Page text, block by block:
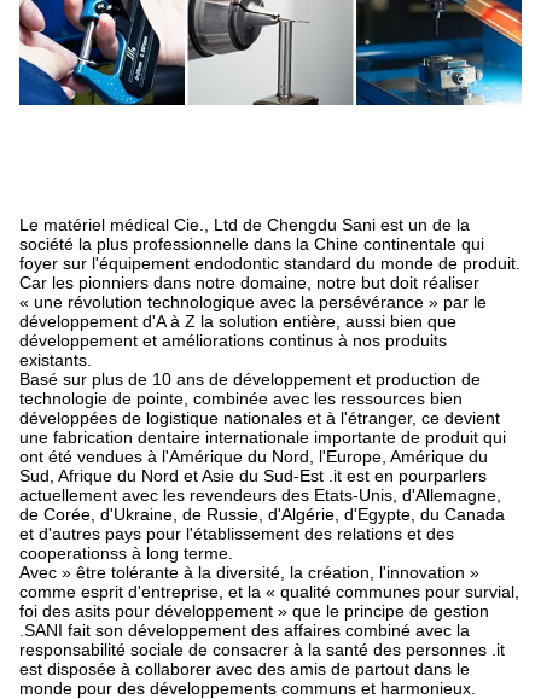
Le matériel médical Cie., Ltd de Chengdu Sani est un de la
société la plus professionnelle dans la Chine continentale qui
foyer sur l'équipement endodontic standard du monde de produit.
Car les pionniers dans notre domaine, notre but doit réaliser
« une révolution technologique avec la persévérance » par le
développement d'A à Z la solution entière, aussi bien que
développement et améliorations continus à nos produits
existants.
Basé sur plus de 10 ans de développement et production de
technologie de pointe, combinée avec les ressources bien
développées de logistique nationales et à l'étranger, ce devient
une fabrication dentaire internationale importante de produit qui
ont été vendues à l'Amérique du Nord, l'Europe, Amérique du
Sud, Afrique du Nord et Asie du Sud-Est .it est en pourparlers
actuellement avec les revendeurs des Etats-Unis, d'Allemagne,
de Corée, d'Ukraine, de Russie, d'Algérie, d'Egypte, du Canada
et d'autres pays pour l'établissement des relations et des
cooperationss à long terme.
Avec » être tolérante à la diversité, la création, l'innovation »
comme esprit d'entreprise, et la « qualité communes pour survial,
foi des asits pour développement » que le principe de gestion
.SANI fait son développement des affaires combiné avec la
responsabilité sociale de consacrer à la santé des personnes .it
est disposée à collaborer avec des amis de partout dans le
monde pour des développements communs et harmonieux.